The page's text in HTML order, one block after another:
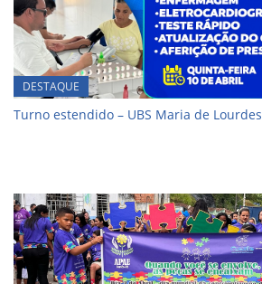
DESTAQUE
Turno estendido – UBS Maria de Lourdes